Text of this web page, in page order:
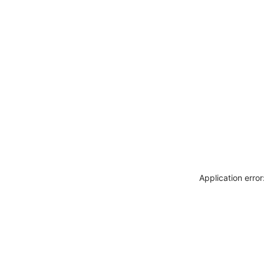
Application